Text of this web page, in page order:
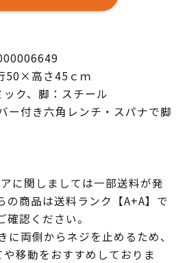
50×高さ45ｃｍ
ク、脚：スチール
ー付き六角レンチ・スパナで脚
に関しましては一部送料が発
の商品は送料ランク【A+A】で
確認ください。
に両側からネジを止めるため、
移動をおすすめしておりま